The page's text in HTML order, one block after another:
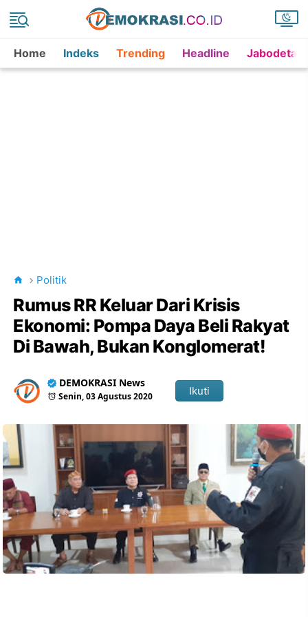
Home Indeks Trending Headline
Politik
Rumus RR Keluar Dari Krisis
Ekonomi: Pompa Daya Beli Rakyat
Di Bawah, Bukan Konglomerat!
DEMOKRASI News
Senin, 03 Agustus 2020 Ikuti